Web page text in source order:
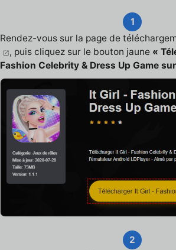
1
Rendez-vous sur la page de
, puis cliquez sur le bouton jaune «
Fashion Celebrity & Dress Up Game
2